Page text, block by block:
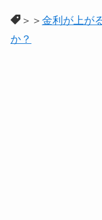
＞＞ 金利が上が
か？